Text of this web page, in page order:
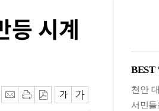
등 시계